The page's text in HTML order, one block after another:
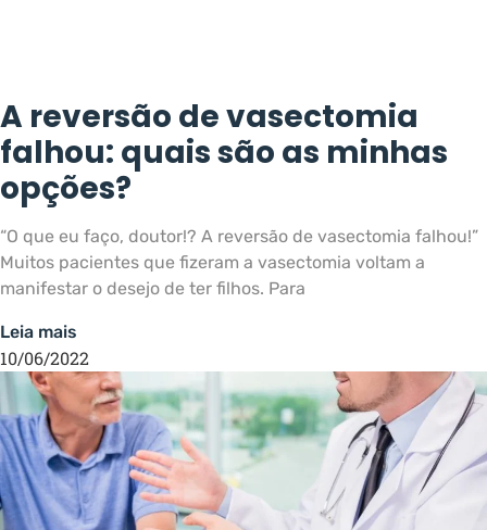
A reversão de vasectomia
falhou: quais são as minhas
opções?
“O que eu faço, doutor!? A reversão de vasectomia falhou!”
Muitos pacientes que fizeram a vasectomia voltam a
manifestar o desejo de ter filhos. Para
Leia mais
10/06/2022